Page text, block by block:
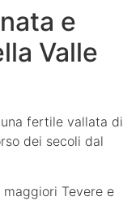
e
Valle
fertile vallata di
dei secoli dal
maggiori Tevere e